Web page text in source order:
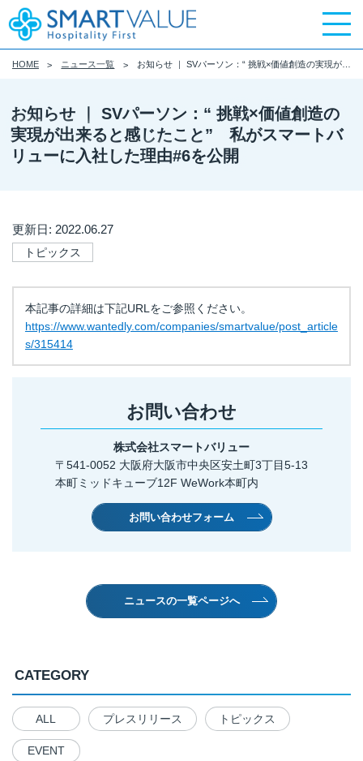
HOME ニュース一覧 お知らせ ｜ SVパーソン：“ 挑戦×価値創造の実現が出来ると感じたこと” 私がスマートバリューに入社した理由#6を公開
お知らせ ｜ SVパーソン：“ 挑戦×価値創造の
実現が出来ると感じたこと” 私がスマートバ
リューに入社した理由#6を公開
更新日: 2022.06.27
トピックス
本記事の詳細は下記URLをご参照ください。
https://www.wantedly.com/companies/smartvalue/post_article
s/315414
お問い合わせ
株式会社スマートバリュー
〒541-0052 大阪府大阪市中央区安土町3丁目5-13
本町ミッドキューブ12F WeWork本町内
お問い合わせフォーム
ニュースの一覧ページへ
CATEGORY
ALL プレスリリース トピックス
EVENT